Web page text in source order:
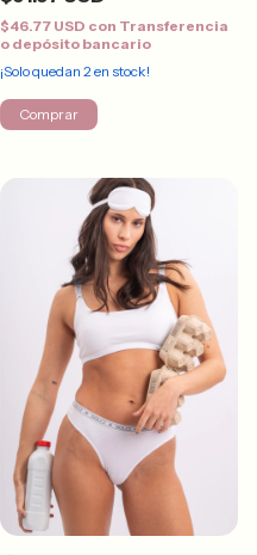
$46.77 USD con Transferencia
o depósito bancario
¡Solo quedan 2en stock!
Comprar